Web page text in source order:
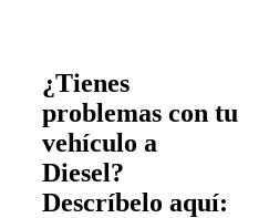
¿Tienes
problemas con tu
vehículo a
Diesel?
Descríbelo aquí: